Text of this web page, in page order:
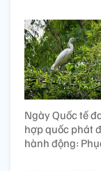
Ngày Quốc tế
hợp quốc phát
hành động: